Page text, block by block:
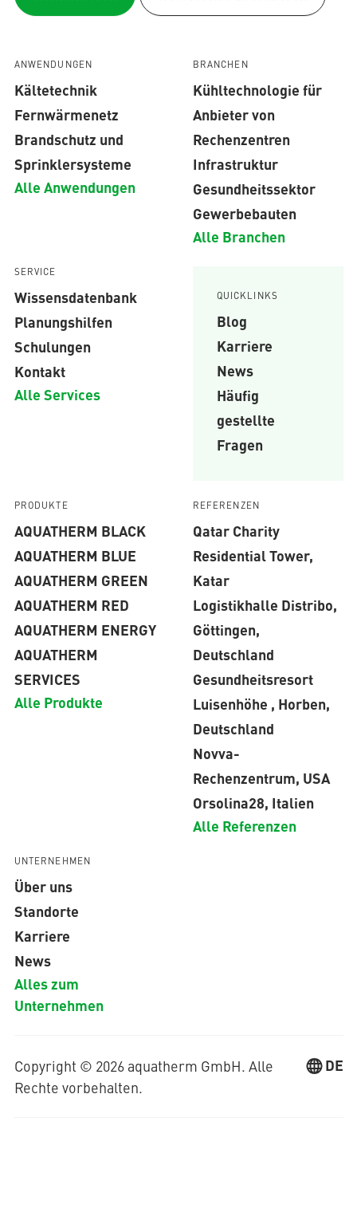
ANWENDUNGEN
Kältetechnik
Fernwärmenetz
Brandschutz und
Sprinklersysteme
Alle Anwendungen
BRANCHEN
Kühltechnologie für
Anbieter von
Rechenzentren
Infrastruktur
Gesundheitssektor
Gewerbebauten
Alle Branchen
SERVICE
Wissensdatenbank
Planungshilfen
Schulungen
Kontakt
Alle Services
QUICKLINKS
Blog
Karriere
News
Häufig
gestellte
Fragen
PRODUKTE
AQUATHERM BLACK
AQUATHERM BLUE
AQUATHERM GREEN
AQUATHERM RED
AQUATHERM ENERGY
AQUATHERM
SERVICES
Alle Produkte
REFERENZEN
Qatar Charity
Residential Tower,
Katar
Logistikhalle Distribo,
Göttingen,
Deutschland
Gesundheitsresort
Luisenhöhe , Horben,
Deutschland
Novva-
Rechenzentrum, USA
Orsolina28, Italien
Alle Referenzen
UNTERNEHMEN
Über uns
Standorte
Karriere
News
Alles zum
Unternehmen
Copyright © 2026 aquatherm GmbH. Alle
Rechte vorbehalten.
DE